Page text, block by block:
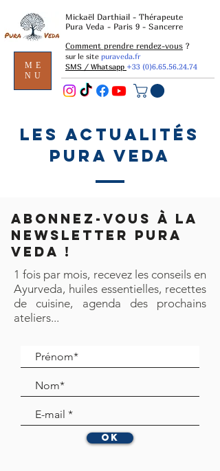
ME
NU
Mickaël Darthiail - Thérapeute
Pura Veda - Paris 9 - Sancerre
Comment prendre rendez-vous ?
sur le site puraveda.fr
SMS / Whatsapp +33 (0)6.65.56.24.74
Les actualités
Pura Veda
Abonnez-vous à la
newsletter Pura
Veda !
1 fois par mois, recevez les conseils en
Ayurveda, huiles essentielles, recettes
de cuisine, agenda des prochains
ateliers...
OK